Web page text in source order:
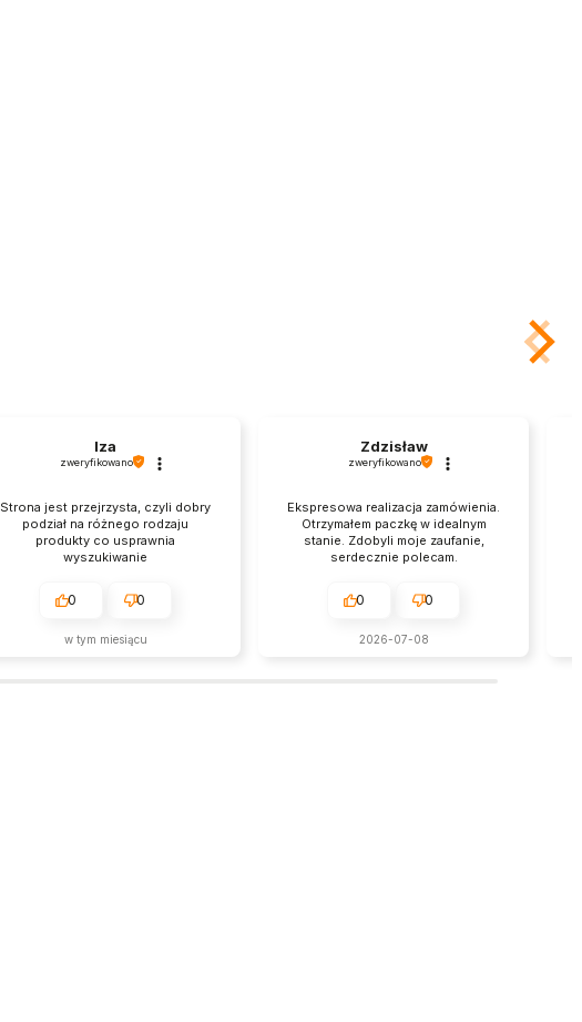
Iza
zweryfikowano
Strona jest przejrzysta, czyli dobry
podział na różnego rodzaju
produkty co usprawnia
wyszukiwanie
0 0
w tym miesiącu
Zdzisław
zweryfikowano
Ekspresowa realizacja zamówienia.
Otrzymałem paczkę w idealnym
stanie. Zdobyli moje zaufanie,
serdecznie polecam.
0 0
2026-07-08